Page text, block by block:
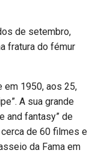
de setembro,
fratura do fémur
em 1950, aos 25,
A sua grande
and fantasy” de
de 60 filmes e
da Fama em